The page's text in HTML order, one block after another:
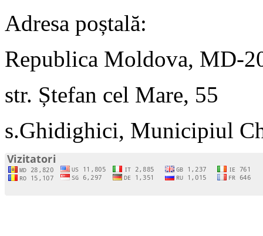
Adresa poștală:
Republica Moldova, MD-
str. Ștefan cel Mare, 55
s.Ghidighici, Municipiul